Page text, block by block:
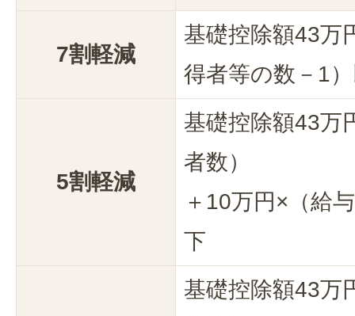
7割軽減
基礎控除額43万
得者等の数－1
5割軽減
基礎控除額43万
者数）
＋10万円×（給
下
基礎控除額43万